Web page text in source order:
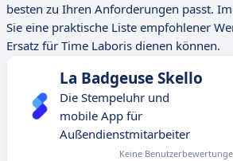
besten zu Ihren Anforderungen passt.
Sie eine praktische Liste empfohlener
Ersatz für Time Laboris dienen können.
La Badgeuse Skello
Die Stempeluhr und
mobile App für
Außendienstmitarbeiter
Keine